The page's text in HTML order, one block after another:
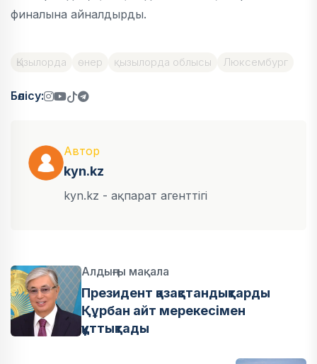
финалына айналдырды.
Қызылорда өнер қызылорда облысы Люксембург
Бөлісу:
Автор
kyn.kz
kyn.kz - ақпарат агенттігі
Алдыңғы мақала
Президент қазақстандықтарды
Құрбан айт мерекесімен
құттықтады